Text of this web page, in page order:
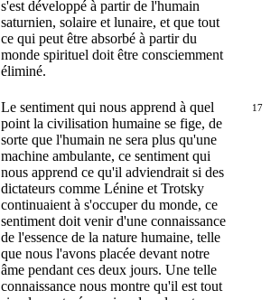
s'est développé à partir de l'humain
saturnien, solaire et lunaire, et que tout
ce qui peut être absorbé à partir du
monde spirituel doit être consciemment
éliminé.
Le sentiment qui nous apprend à quel
point la civilisation humaine se fige, de
sorte que l'humain ne sera plus qu'une
machine ambulante, ce sentiment qui
nous apprend ce qu'il adviendrait si des
dictateurs comme Lénine et Trotsky
continuaient à s'occuper du monde, ce
sentiment doit venir d'une connaissance
de l'essence de la nature humaine, telle
que nous l'avons placée devant notre
âme pendant ces deux jours. Une telle
connaissance nous montre qu'il est tout
17